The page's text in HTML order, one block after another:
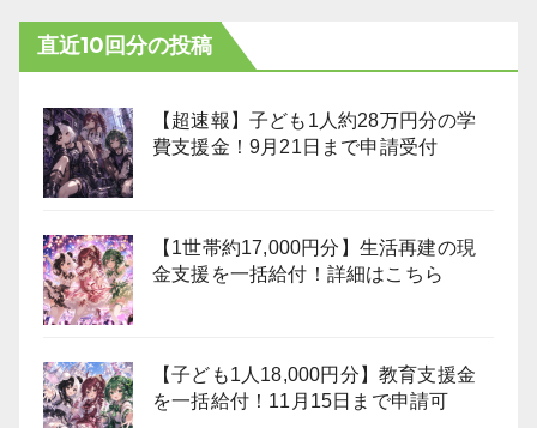
直近10回分の投稿
【超速報】子ども1人約28万円分の学
費支援金！9月21日まで申請受付
【1世帯約17,000円分】生活再建の現
金支援を一括給付！詳細はこちら
【子ども1人18,000円分】教育支援金
を一括給付！11月15日まで申請可